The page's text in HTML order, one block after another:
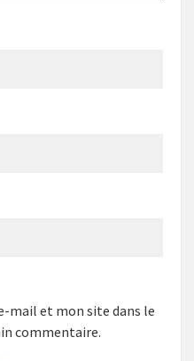
mail et mon site dans le
commentaire.